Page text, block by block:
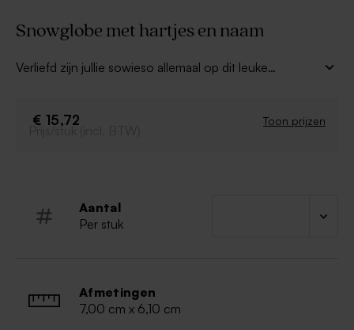
Snowglobe met hartjes en naam
Verliefd zijn jullie sowieso allemaal op dit leuke
bijzondere manier! Personaliseer via de editor.
€ 15,72 Toon prijzen
Prijs/stuk (incl. BTW)
Aantal
Per stuk
Afmetingen
7,00 cm x 6,10 cm